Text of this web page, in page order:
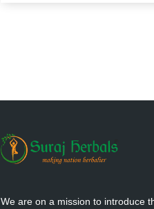
We are on a mission to introduce